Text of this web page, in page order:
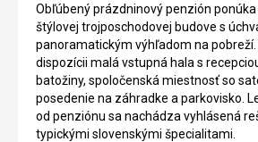
Obľúbený prázdninový penzión
štýlovej trojposchodovej budove s
panoramatickým výhľadom na pobreží.
dispozícii malá vstupná hala s
batožiny, spoločenská miestnosť so
posedenie na záhradke a parkovisko.
od penziónu sa nachádza vyhlásená
typickými slovenskými špecialitami.